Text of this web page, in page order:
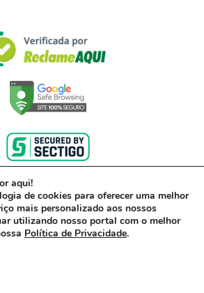
aqui!
de cookies para oferecer uma melhor
mais personalizado aos nossos
utilizando nosso portal com o melhor
Política de Privacidade.